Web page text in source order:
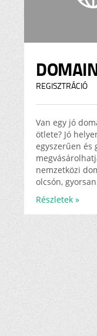
REGISZTRÁCIÓ
Van egy jó
ötlete? Jó
egyszerűen és
nemzetközi
olcsón,
Részletek »